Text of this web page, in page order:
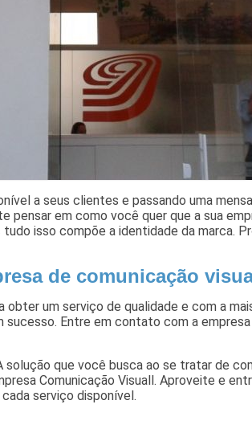
a seus clientes e passando uma
pensar em como você quer que a sua
isso compõe a identidade da marca.
de comunicação
obter um serviço de qualidade e com a
sucesso. Entre em contato com a
solução que você busca ao se tratar de
Comunicação Visuall. Aproveite e
serviço disponível.